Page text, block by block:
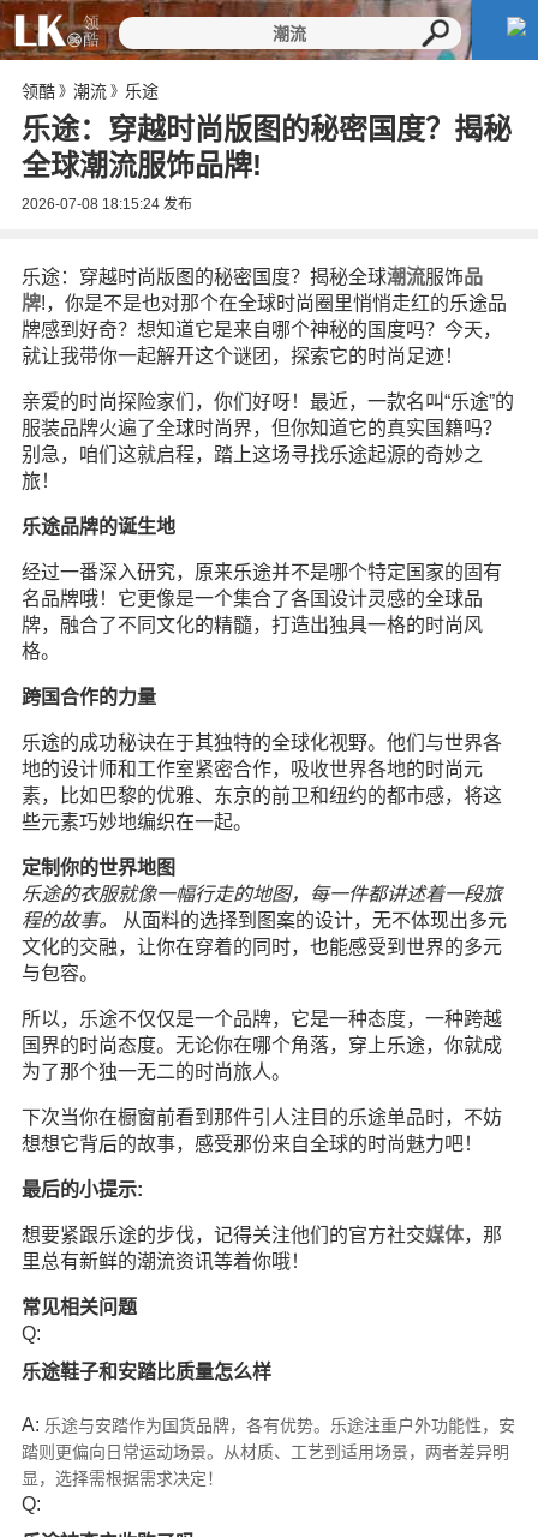
领酷》 潮流》 乐途
乐途：穿越时尚版图的秘密国度？揭秘
全球潮流服饰品牌!
2026-07-08 18:15:24发布
乐途：穿越时尚版图的秘密国度？揭秘全球潮流服饰品
牌!，你是不是也对那个在全球时尚圈里悄悄走红的乐途品
牌感到好奇？想知道它是来自哪个神秘的国度吗？今天，
就让我带你一起解开这个谜团，探索它的时尚足迹！
亲爱的时尚探险家们，你们好呀！最近，一款名叫“乐途”的
服装品牌火遍了全球时尚界，但你知道它的真实国籍吗？
别急，咱们这就启程，踏上这场寻找乐途起源的奇妙之
旅！
乐途品牌的诞生地
经过一番深入研究，原来乐途并不是哪个特定国家的固有
名品牌哦！它更像是一个集合了各国设计灵感的全球品
牌，融合了不同文化的精髓，打造出独具一格的时尚风
格。
跨国合作的力量
乐途的成功秘诀在于其独特的全球化视野。他们与世界各
地的设计师和工作室紧密合作，吸收世界各地的时尚元
素，比如巴黎的优雅、东京的前卫和纽约的都市感，将这
些元素巧妙地编织在一起。
定制你的世界地图
乐途的衣服就像一幅行走的地图，每一件都讲述着一段旅
程的故事。
从面料的选择到图案的设计，无不体现出多元
文化的交融，让你在穿着的同时，也能感受到世界的多元
与包容。
所以，乐途不仅仅是一个品牌，它是一种态度，一种跨越
国界的时尚态度。无论你在哪个角落，穿上乐途，你就成
为了那个独一无二的时尚旅人。
下次当你在橱窗前看到那件引人注目的乐途单品时，不妨
想想它背后的故事，感受那份来自全球的时尚魅力吧！
最后的小提示:
想要紧跟乐途的步伐，记得关注他们的官方社交媒体，那
里总有新鲜的潮流资讯等着你哦！
常见相关问题
Q:
乐途鞋子和安踏比质量怎么样
A: 乐途与安踏作为国货品牌，各有优势。乐途注重户外功能性，安
踏则更偏向日常运动场景。从材质、工艺到适用场景，两者差异明
显，选择需根据需求决定！
Q: